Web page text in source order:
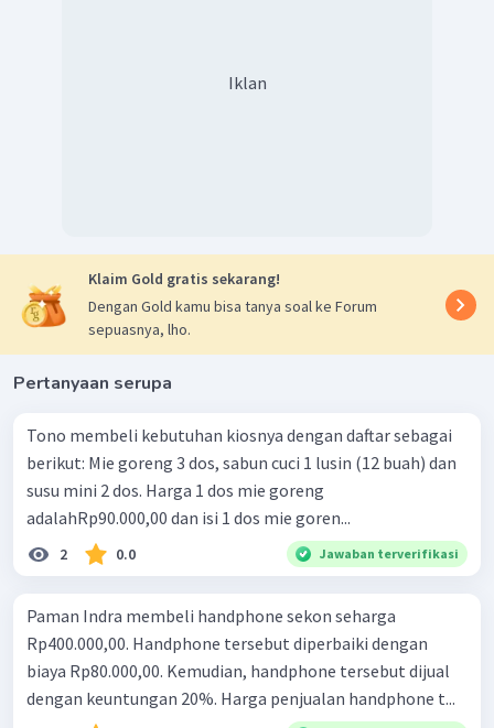
Iklan
Klaim Gold gratis sekarang!
Dengan Gold kamu bisa tanya soal ke Forum
sepuasnya, lho.
Pertanyaan serupa
Tono membeli kebutuhan kiosnya dengan daftar sebagai
berikut: Mie goreng 3 dos, sabun cuci 1 lusin (12 buah) dan
susu mini 2 dos. Harga 1 dos mie goreng
adalahRp90.000,00 dan isi 1 dos mie goren...
2 0.0 Jawaban terverifikasi
Paman Indra membeli handphone sekon seharga
Rp400.000,00. Handphone tersebut diperbaiki dengan
biaya Rp80.000,00. Kemudian, handphone tersebut dijual
dengan keuntungan 20%. Harga penjualan handphone t...